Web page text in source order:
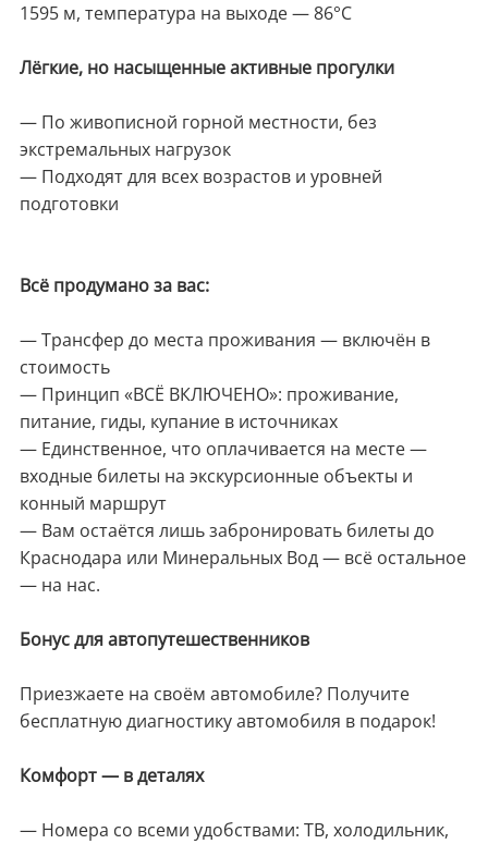
1595 м, температура на выходе — 86°C
Лёгкие, но насыщенные активные прогулки
— По живописной горной местности, без
экстремальных нагрузок
— Подходят для всех возрастов и уровней
подготовки
Всё продумано за вас:
— Трансфер до места проживания — включён в
стоимость
— Принцип «ВСЁ ВКЛЮЧЕНО»: проживание,
питание, гиды, купание в источниках
— Единственное, что оплачивается на месте —
входные билеты на экскурсионные объекты и
конный маршрут
— Вам остаётся лишь забронировать билеты до
Краснодара или Минеральных Вод — всё остальное
— на нас.
Бонус для автопутешественников
Приезжаете на своём автомобиле? Получите
бесплатную диагностику автомобиля в подарок!
Комфорт — в деталях
— Номера со всеми удобствами: ТВ, холодильник,